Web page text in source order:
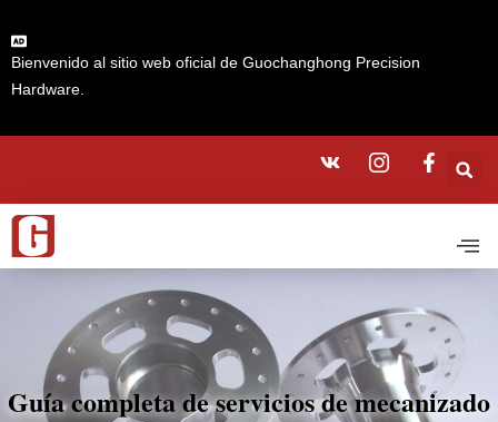
Bienvenido al sitio web oficial de Guochanghong Precision
Hardware.
Guía completa de servicios de mecanizado